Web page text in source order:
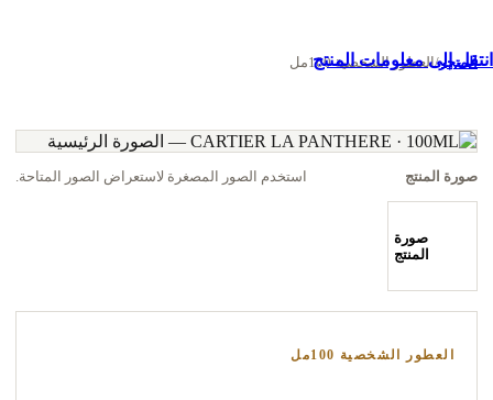
إلى معلومات المنتجالمتجر/العطور الشخصية 100مل
صورة المنتج استخدم الصور المصغرة لاستعراض الصور المتاحة.
صورة
المنتج
العطور الشخصية 100مل